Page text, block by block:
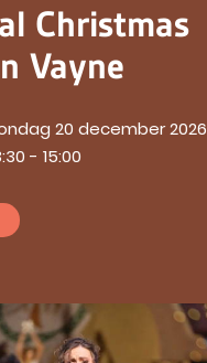
Christmas
Vayne
20 december 2026
- 15:00